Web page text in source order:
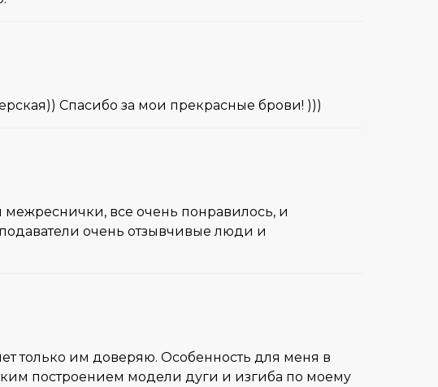
Спасибо за мои прекрасные брови! )))
все очень понравилось, и
очень отзывчивые люди и
только им доверяю. Особенность для меня в
построением модели дуги и изгиба по моему